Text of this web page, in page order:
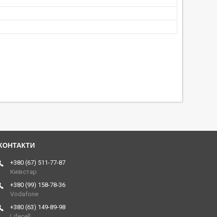
+380 (67) 511-77-87
Київстар
+380 (99) 158-78-36
Vodafone
+380 (63) 149-89-98